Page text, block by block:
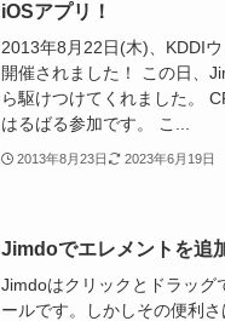
iOSアプリ！
2013年8月22日(木)、KDDI
開催されました！ この日、
ら駆けつけてくれました。
はるばる参加です。 こ...
2013年8月23日 2023年6月19日
Jimdoでエレメントを追
Jimdoはクリックとドラッグ
ールです。しかしその便利